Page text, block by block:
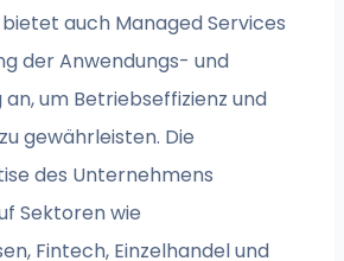
auch Managed Services
der Anwendungs- und
um Betriebseffizienz und
gewährleisten. Die
des Unternehmens
Sektoren wie
Fintech, Einzelhandel und